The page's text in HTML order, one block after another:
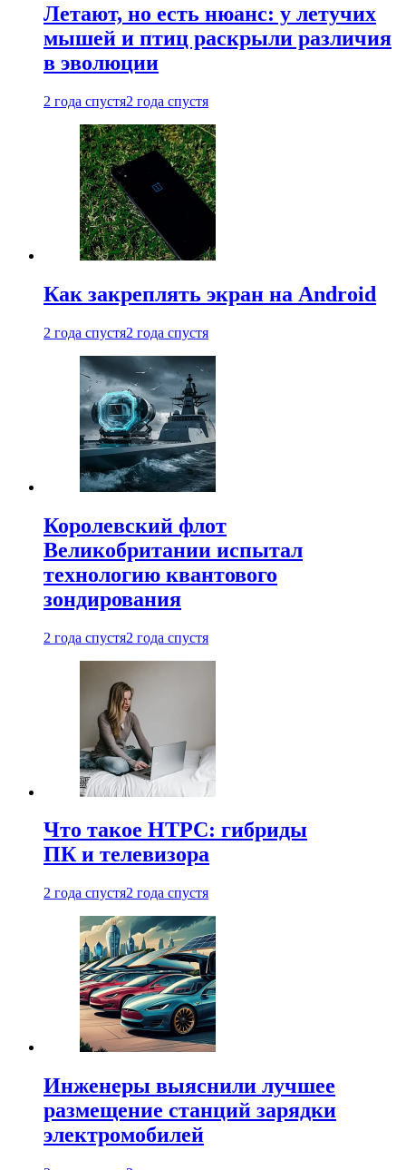
Летают, но есть нюанс: у летучих
мышей и птиц раскрыли различия
в эволюции
2 года спустя2 года спустя
Как закреплять экран на Android
2 года спустя2 года спустя
Королевский флот
Великобритании испытал
технологию квантового
зондирования
2 года спустя2 года спустя
Что такое HTPC: гибриды
ПК и телевизора
2 года спустя2 года спустя
Инженеры выяснили лучшее
размещение станций зарядки
электромобилей